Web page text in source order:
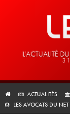
L'ACTUALITÉ DU
ACTUALITÉS
LES AVOCATS DU NET